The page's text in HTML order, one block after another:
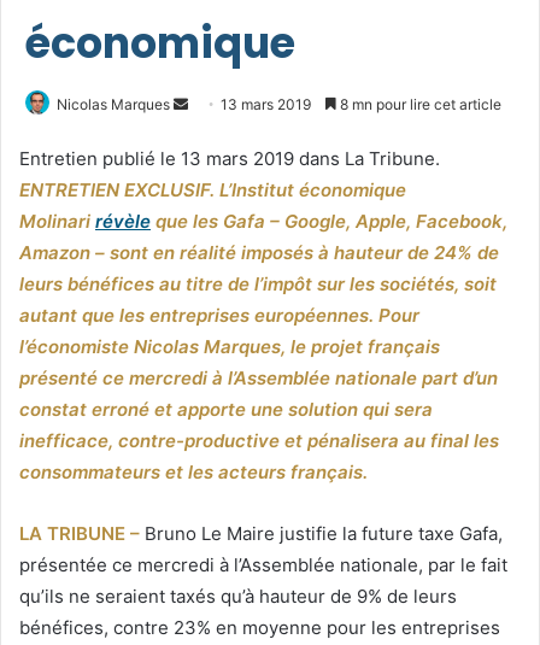
économique
Nicolas Marques
Envoyer
courriel
13 mars 2019 8 mn pour lire cet article
Entretien publié le 13 mars 2019 dans La Tribune.
ENTRETIEN EXCLUSIF. L’Institut économique
Molinari révèle que les Gafa – Google, Apple, Facebook,
Amazon – sont en réalité imposés à hauteur de 24% de
leurs bénéfices au titre de l’impôt sur les sociétés, soit
autant que les entreprises européennes. Pour
l’économiste Nicolas Marques, le projet français
présenté ce mercredi à l’Assemblée nationale part d’un
constat erroné et apporte une solution qui sera
inefficace, contre-productive et pénalisera au final les
consommateurs et les acteurs français.
LA TRIBUNE – Bruno Le Maire justifie la future taxe Gafa,
présentée ce mercredi à l’Assemblée nationale, par le fait
qu’ils ne seraient taxés qu’à hauteur de 9% de leurs
bénéfices, contre 23% en moyenne pour les entreprises